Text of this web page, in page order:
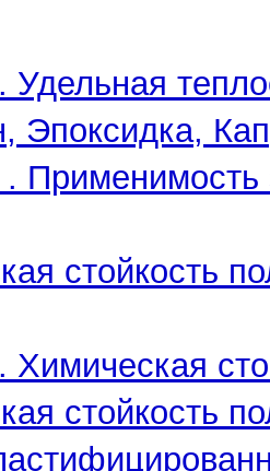
Удельная
Эпоксидка,
Применимость
стойкость
Химическая
стойкость